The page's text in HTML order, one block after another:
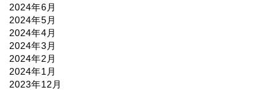
2024年6月
2024年5月
2024年4月
2024年3月
2024年2月
2024年1月
2023年12月